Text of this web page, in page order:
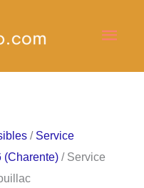
/ Service
(Charente) / Service